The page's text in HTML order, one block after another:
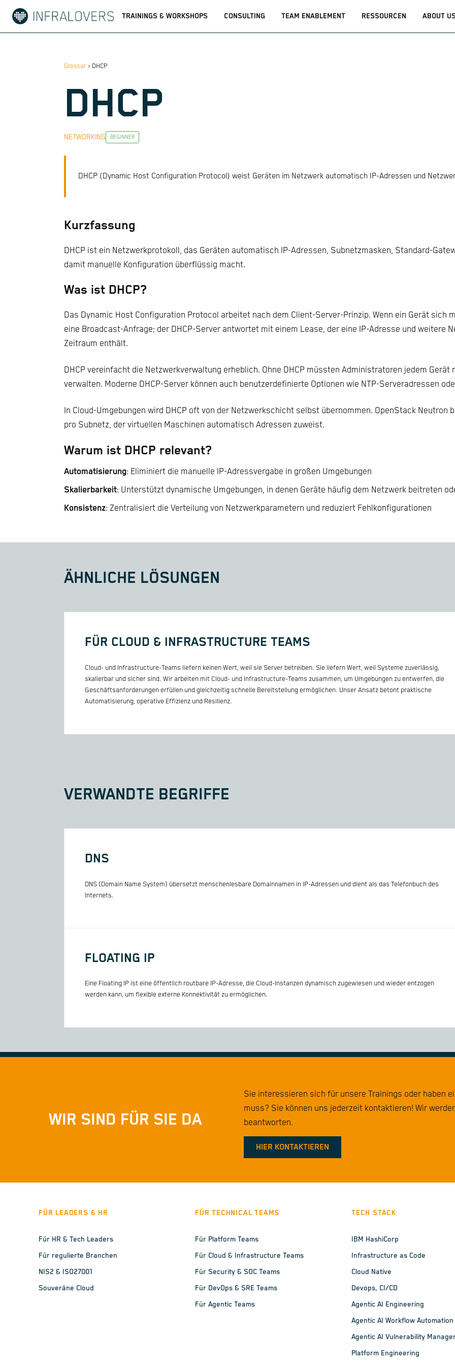
TRAININGS & WORKSHOPS CONSULTING TEAM ENABLEMENT RESSOURCEN ABOUT
Glossar › DHCP
DHCP
NETWORKING BEGINNER
DHCP (Dynamic Host Configuration Protocol) weist Geräten im Netzwerk automatisch IP-Adressen und
Kurzfassung
DHCP ist ein Netzwerkprotokoll, das Geräten automatisch IP-Adressen, Subnetzmasken, Standard-
damit manuelle Konfiguration überflüssig macht.
Was ist DHCP?
Das Dynamic Host Configuration Protocol arbeitet nach dem Client-Server-Prinzip. Wenn ein Gerät sich
eine Broadcast-Anfrage; der DHCP-Server antwortet mit einem Lease, der eine IP-Adresse und weitere
Zeitraum enthält.
DHCP vereinfacht die Netzwerkverwaltung erheblich. Ohne DHCP müssten Administratoren jedem Gerät
verwalten. Moderne DHCP-Server können auch benutzerdefinierte Optionen wie NTP-Serveradressen
In Cloud-Umgebungen wird DHCP oft von der Netzwerkschicht selbst übernommen. OpenStack Neutron
pro Subnetz, der virtuellen Maschinen automatisch Adressen zuweist.
Warum ist DHCP relevant?
Automatisierung: Eliminiert die manuelle IP-Adressvergabe in großen Umgebungen
Skalierbarkeit: Unterstützt dynamische Umgebungen, in denen Geräte häufig dem Netzwerk beitreten
Konsistenz: Zentralisiert die Verteilung von Netzwerkparametern und reduziert Fehlkonfigurationen
ÄHNLICHE LÖSUNGEN
FÜR CLOUD & INFRASTRUCTURE TEAMS
Cloud- und Infrastructure-Teams liefern keinen Wert, weil sie Server betreiben. Sie liefern Wert, weil Systeme zuverlässig,
skalierbar und sicher sind. Wir arbeiten mit Cloud- und Infrastructure-Teams zusammen, um Umgebungen zu entwerfen, die
Geschäftsanforderungen erfüllen und gleichzeitig schnelle Bereitstellung ermöglichen. Unser Ansatz betont praktische
Automatisierung, operative Effizienz und Resilienz.
VERWANDTE BEGRIFFE
DNS
DNS (Domain Name System) übersetzt menschenlesbare Domainnamen in IP-Adressen und dient als das Telefonbuch des
Internets.
FLOATING IP
Eine Floating IP ist eine öffentlich routbare IP-Adresse, die Cloud-Instanzen dynamisch zugewiesen und wieder entzogen
werden kann, um flexible externe Konnektivität zu ermöglichen.
WIR SIND FÜR SIE DA
Sie interessieren sich für unsere Trainings oder haben
muss? Sie können uns jederzeit kontaktieren! Wir
beantworten.
HIER KONTAKTIEREN
FÜR LEADERS & HR
Für HR & Tech Leaders
Für regulierte Branchen
NIS2 & ISO27001
Souveräne Cloud
FÜR TECHNICAL TEAMS
Für Platform Teams
Für Cloud & Infrastructure Teams
Für Security & SOC Teams
Für DevOps & SRE Teams
Für Agentic Teams
TECH STACK
IBM HashiCorp
Infrastructure as Code
Cloud Native
Devops, CI/CD
Agentic AI Engineering
Agentic AI Workflow Automation
Agentic AI Vulnerability
Platform Engineering